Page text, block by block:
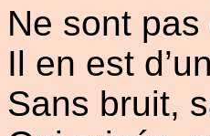
Ne sont
Il en est
Sans bruit,